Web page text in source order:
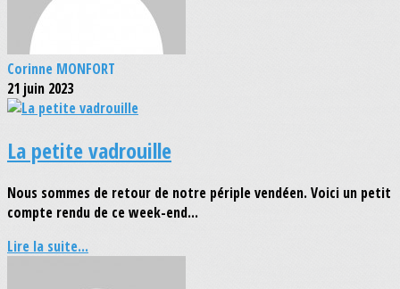
Corinne MONFORT
21 juin 2023
La petite vadrouille
Nous sommes de retour de notre périple vendéen. Voici un petit
compte rendu de ce week-end...
Lire la suite...